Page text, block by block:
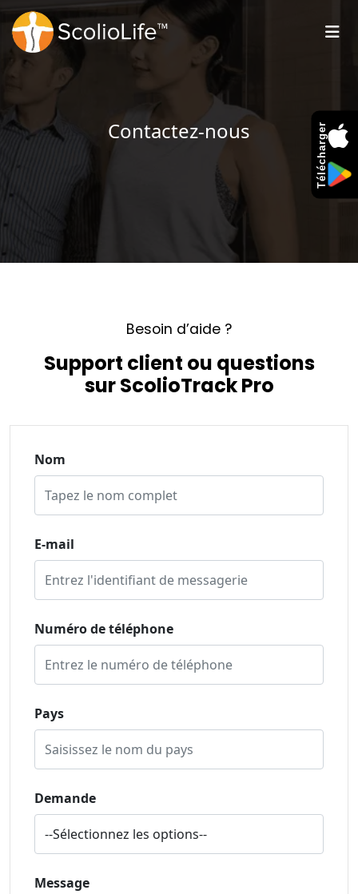
Télécharger
Contactez-nous
Besoin d’aide ?
Support client ou questions
sur ScolioTrack Pro
Nom
E-mail
Numéro de téléphone
Pays
Demande
Message